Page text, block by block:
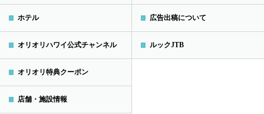
ホテル
オリオリハワイ公式チャンネル
オリオリ特典クーポン
店舗・施設情報
広告出稿について
ルックJTB